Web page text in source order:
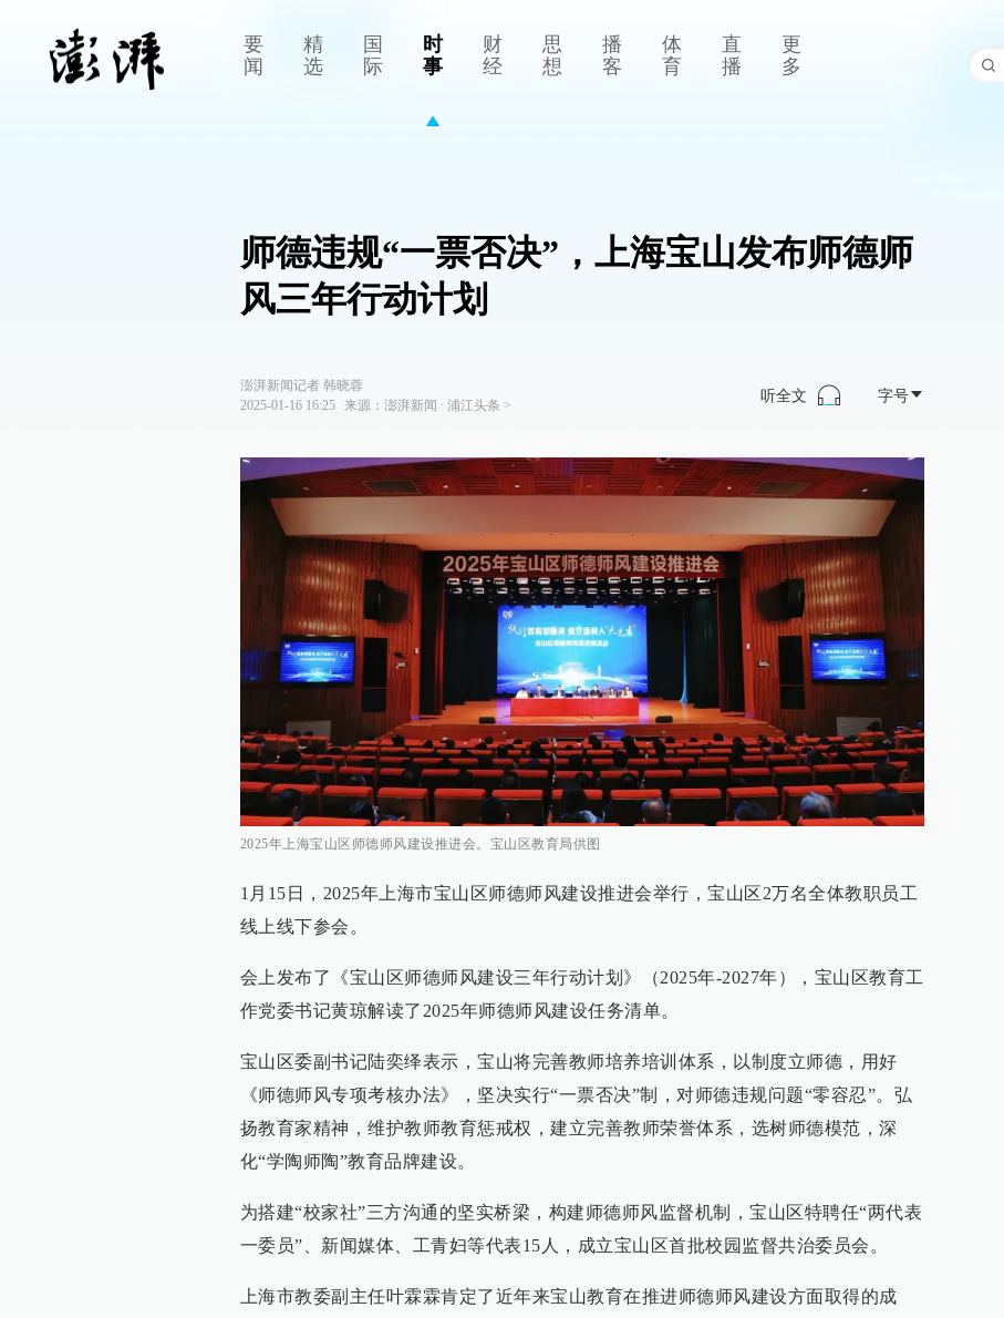
要
闻
精
选
国
际
时
事
财
经
思
想
播
客
体
育
直
播
更
多
师德违规“一票否决”，上海宝山发布师德师
风三年行动计划
澎湃新闻记者 韩晓蓉
2025-01-16 16:25
来源： 澎湃新闻 ∙ 浦江头条 >
听全文 字号
2025年上海宝山区师德师风建设推进会。宝山区教育局供图
1月15日，2025年上海市宝山区师德师风建设推进会举行，宝山区2万名全体教职员工
线上线下参会。
会上发布了《宝山区师德师风建设三年行动计划》（2025年-2027年），宝山区教育工
作党委书记黄琼解读了2025年师德师风建设任务清单。
宝山区委副书记陆奕绎表示，宝山将完善教师培养培训体系，以制度立师德，用好
《师德师风专项考核办法》，坚决实行“一票否决”制，对师德违规问题“零容忍”。弘
扬教育家精神，维护教师教育惩戒权，建立完善教师荣誉体系，选树师德模范，深
化“学陶师陶”教育品牌建设。
为搭建“校家社”三方沟通的坚实桥梁，构建师德师风监督机制，宝山区特聘任“两代表
一委员”、新闻媒体、工青妇等代表15人，成立宝山区首批校园监督共治委员会。
上海市教委副主任叶霖霖肯定了近年来宝山教育在推进师德师风建设方面取得的成